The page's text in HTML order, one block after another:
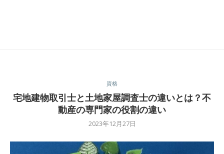
資格
宅地建物取引士と土地家屋調査士の違いとは？不
動産の専門家の役割の違い
2023年12月27日